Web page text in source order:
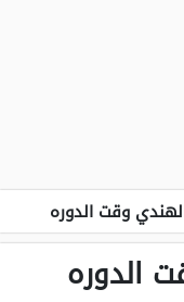
وقت الدوره
الدوره